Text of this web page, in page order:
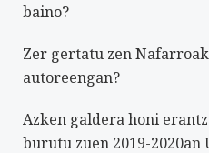
baino?
Zer gertatu zen
autoreengan?
Azken galdera honi
burutu zuen 2019-